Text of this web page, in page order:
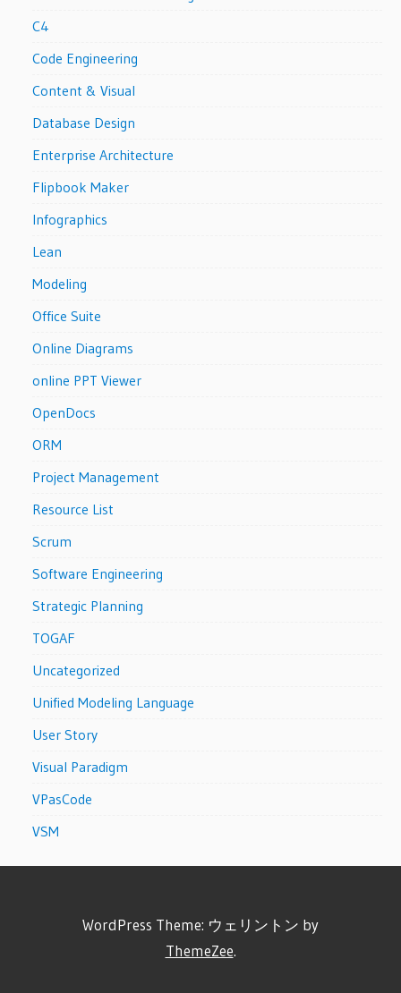
C4
Code Engineering
Content & Visual
Database Design
Enterprise Architecture
Flipbook Maker
Infographics
Lean
Modeling
Office Suite
Online Diagrams
online PPT Viewer
OpenDocs
ORM
Project Management
Resource List
Scrum
Software Engineering
Strategic Planning
TOGAF
Uncategorized
Unified Modeling Language
User Story
Visual Paradigm
VPasCode
VSM
WordPress Theme: ウェリントン by
ThemeZee.